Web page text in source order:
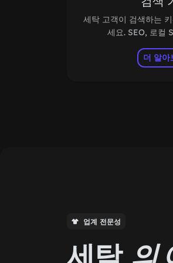
세탁 고객이 검색하는
세요. SEO, 로컬
더 알아
업계 전문성
세탁